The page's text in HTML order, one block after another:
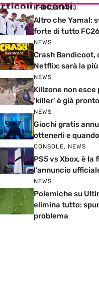
recenti
PRIMO PIANO
Altro che Yamal:
forte di tutto FC26
NEWS
Crash Bandicoot,
Netflix: sarà la
NEWS
Killzone non esce
‘killer’ è già
NEWS
Giochi gratis
ottenerli e
CONSOLE, NEWS
PS5 vs Xbox, è la
l’annuncio
NEWS
Polemiche su
elimina tutto:
problema